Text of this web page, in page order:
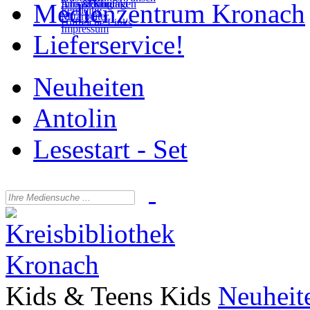
Fernleihe
Hilfreiche Links
Führungen
Medienkisten
Anmeldung
Lesestart -
Set
Antolin
Info & Kontakt
Mitarbeiter
Impressum
Medienzentrum Kronach
Lieferservice!
Neuheiten
Antolin
Lesestart - Set
Kids & Teens Kids